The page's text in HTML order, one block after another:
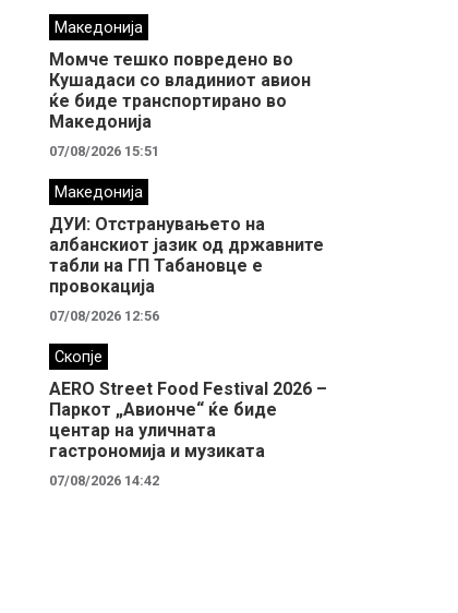
Македонија
Момче тешко повредено во
Кушадаси со владиниот авион
ќе биде транспортирано во
Македонија
07/08/2026 15:51
Македонија
ДУИ: Отстранувањето на
албанскиот јазик од државните
табли на ГП Табановце е
провокација
07/08/2026 12:56
Скопје
AERO Street Food Festival 2026 –
Паркот „Авионче“ ќе биде
центар на уличната
гастрономија и музиката
07/08/2026 14:42